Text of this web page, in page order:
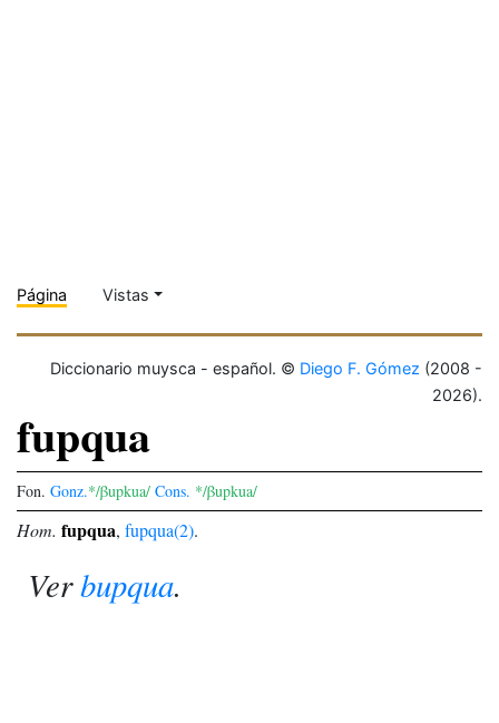
Página Vistas
Diccionario muysca - español. © Diego F. Gómez (2008 -
2026).
fupqua
Fon. Gonz.*/βupkua/ Cons. */βupkua/
Hom. fupqua, fupqua(2).
Verbupqua.